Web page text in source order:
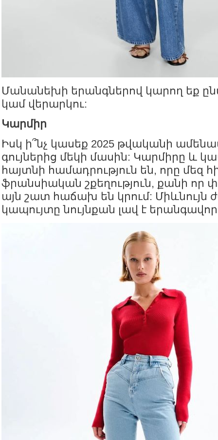
Մանանեխի երանգներով կարող եք
կամ վերարկու:
Կարմիր
Իսկ ի՞նչ կասեք 2025 թվականի
գույներից մեկի մասին: Կարմիրը և
հայտնի համադրություն են, որը մեզ
ֆրանսիական շքեղություն, քանի որ
այն շատ հաճախ են կրում: Միևնույն
կապույտը նույնքան լավ է